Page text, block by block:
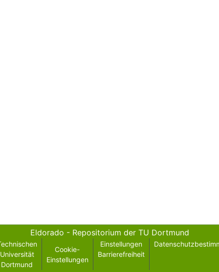
Eldorado - Repositorium der TU Dortmund
Universität
Dortmund
Cookie-
Einstellungen
Einstellungen
Barrierefreiheit